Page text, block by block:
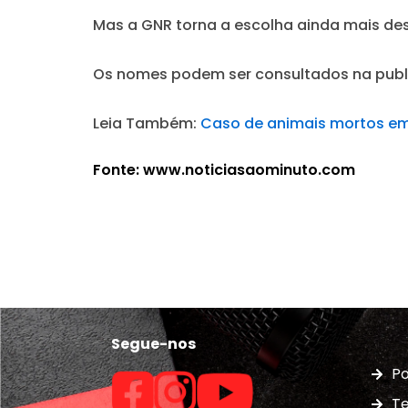
Mas a GNR torna a escolha ainda mais
Os nomes podem ser consultados na
Leia Também: Caso de animais mortos
Fonte: www.noticiasaominuto.com
Segue-nos